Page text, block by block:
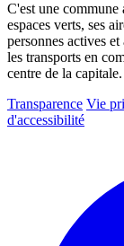
C'est une commune
espaces verts, ses
personnes actives
les transports en
centre de la capitale.
Transparence Vie
d'accessibilité